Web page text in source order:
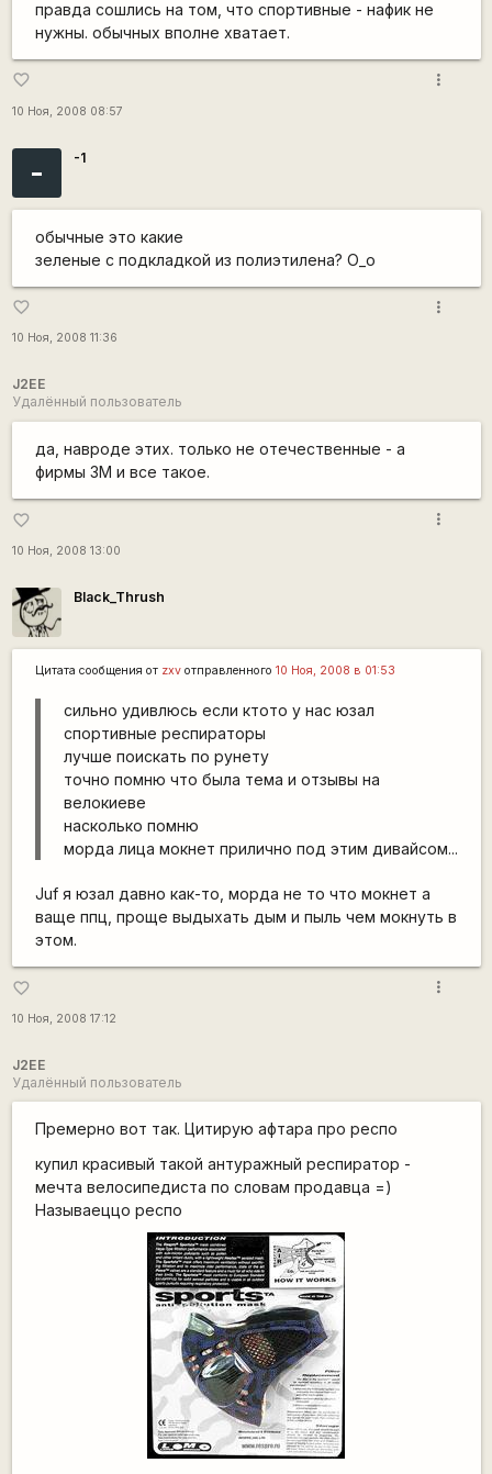
правда сошлись на том, что спортивные - нафик не
нужны. обычных вполне хватает.
favorite_border
10 Ноя, 2008 08:57
more_vert
- -1
обычные это какие
зеленые с подкладкой из полиэтилена? О_о
favorite_border
10 Ноя, 2008 11:36
more_vert
J2EE
Удалённый пользователь
да, навроде этих. только не отечественные - а
фирмы 3М и все такое.
favorite_border
10 Ноя, 2008 13:00
more_vert
Black_Thrush
Цитата сообщения от zxvотправленного 10 Ноя, 2008 в 01:53
сильно удивлюсь если ктото у нас юзал
спортивные респираторы
лучше поискать по рунету
точно помню что была тема и отзывы на
велокиеве
насколько помню
морда лица мокнет прилично под этим дивайсом...
Juf я юзал давно как-то, морда не то что мокнет а
ваще ппц, проще выдыхать дым и пыль чем мокнуть в
этом.
favorite_border
10 Ноя, 2008 17:12
more_vert
J2EE
Удалённый пользователь
Премерно вот так. Цитирую афтара про респо
купил красивый такой антуражный респиратор -
мечта велосипедиста по словам продавца =)
Называеццо респо